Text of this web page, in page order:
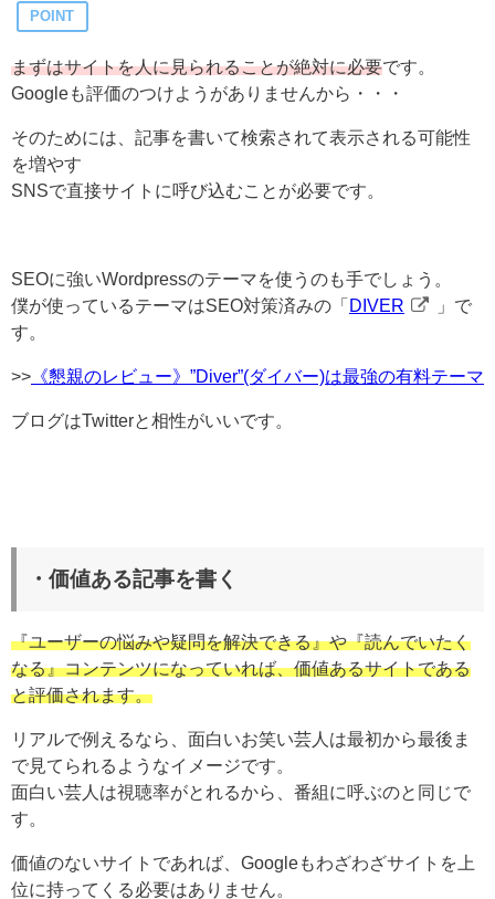
POINT
まずはサイトを人に見られることが絶対に必要です。
Googleも評価のつけようがありませんから・・・
そのためには、記事を書いて検索されて表示される可能性
を増やす
SNSで直接サイトに呼び込むことが必要です。
SEOに強いWordpressのテーマを使うのも手でしょう。
僕が使っているテーマはSEO対策済みの「 DIVER
」で
す。
>> 《懇親のレビュー》”Diver”(ダイバー)は最強の有料テーマ
ブログはTwitterと相性がいいです。
・価値ある記事を書く
『ユーザーの悩みや疑問を解決できる』や『読んでいたく
なる』コンテンツになっていれば、価値あるサイトである
と評価されます。
リアルで例えるなら、面白いお笑い芸人は最初から最後ま
で見てられるようなイメージです。
面白い芸人は視聴率がとれるから、番組に呼ぶのと同じで
す。
価値のないサイトであれば、Googleもわざわざサイトを上
位に持ってくる必要はありません。